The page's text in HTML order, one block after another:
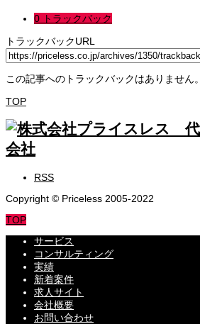
0 トラックバック
トラックバックURL
この記事へのトラックバックはありません。
TOP
RSS
Copyright © Priceless 2005-2022
TOP
サービス
コンサルティング
実績
新着案件
求人サイト
会社概要
お問い合わせ